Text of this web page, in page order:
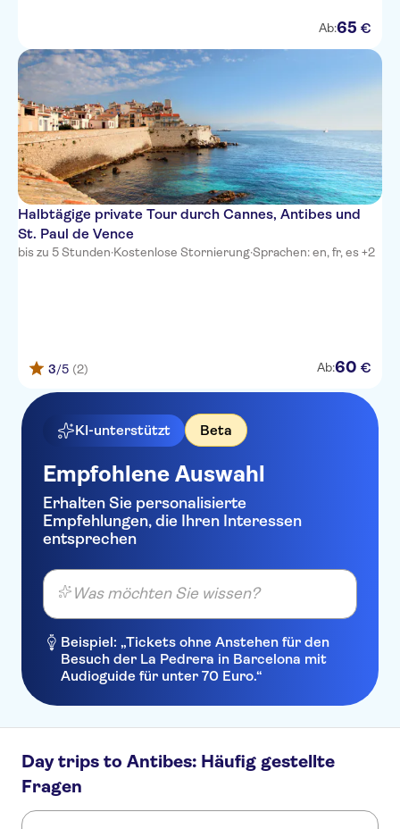
Hotel du Midi
Hotel So’co by HappyCulture
Hotel d'Ostende
Hotel Le Grimaldi by
HappyCulture
Hotel Kyriad Nice Port
Nice Garden Hotel
Ibis Styles Nice Centre Gare
Ibis Styles Nice Airport Arenas
Hotel La Villa Nice Promenade
Kyriad Nice Gare
Residence Lamartine
Airport Hotel
Autograph Collection
Hipark by Adagio Nice
Hotel Lepante
Ab:65 €
Halbtägige private Tour durch Cannes, Antibes und
St. Paul de Vence
bis zu 5 Stunden·Kostenlose Stornierung·Sprachen: en, fr, es +2
3/5 (2) Ab:60 €
KI-unterstützt Beta
Empfohlene Auswahl
Erhalten Sie personalisierte
Empfehlungen, die Ihren Interessen
entsprechen
Was möchten Sie wissen?
Beispiel: „Tickets ohne Anstehen für den
Besuch der La Pedrera in Barcelona mit
Audioguide für unter 70 Euro.“
Day trips to Antibes: Häufig gestellte
Fragen